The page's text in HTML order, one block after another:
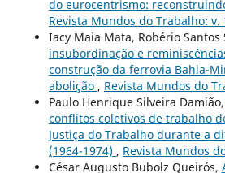
do eurocentrismo:
Revista Mundos do Trabalho: v.
Iacy Maia Mata, Robério Santos
insubordinação e
construção da ferrovia Bahia-
abolição , Revista Mundos do
Paulo Henrique Silveira Damião,
conflitos coletivos de trabalho
Justiça do Trabalho durante a
(1964-1974) , Revista Mundos
César Augusto Bubolz Queirós,